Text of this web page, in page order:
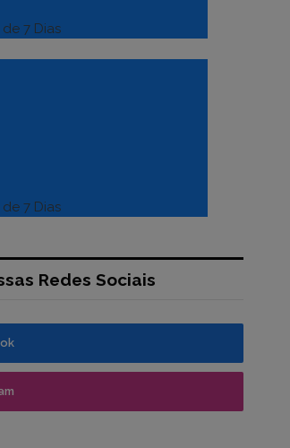
7 Dias
7 Dias
Redes Sociais